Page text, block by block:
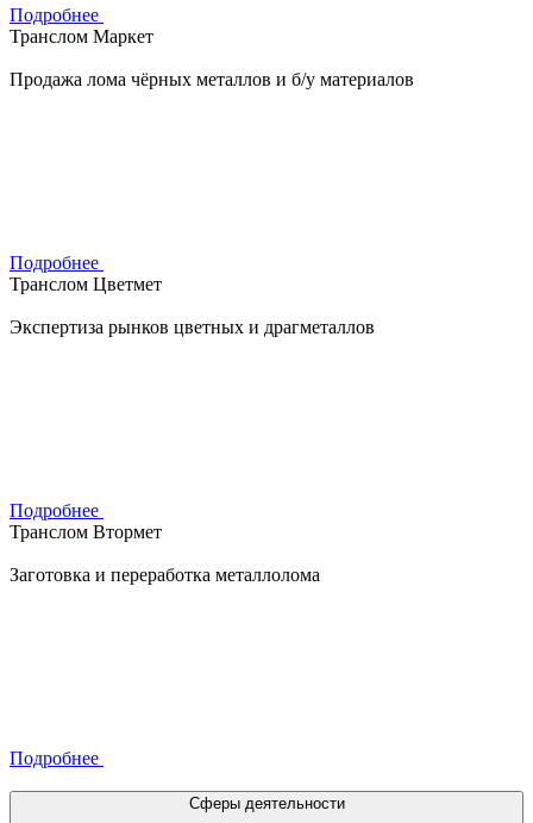
Подробнее
Транслом Маркет
Продажа лома чёрных металлов и б/у материалов
Подробнее
Транслом Цветмет
Экспертиза рынков цветных и драгметаллов
Подробнее
Транслом Втормет
Заготовка и переработка металлолома
Подробнее
Сферы деятельности